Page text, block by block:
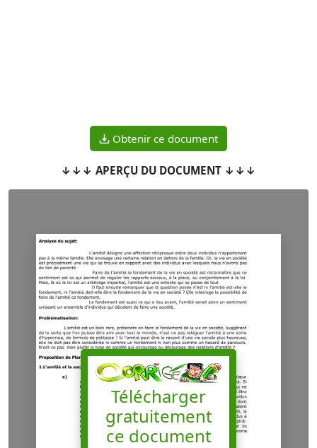
Obtenir ce document
↓↓↓ APERÇU DU DOCUMENT ↓↓↓
Télécharger
gratuitement
ce document